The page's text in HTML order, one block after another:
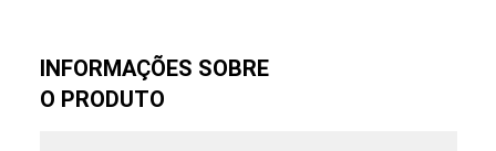
INFORMAÇÕES SOBRE
O PRODUTO